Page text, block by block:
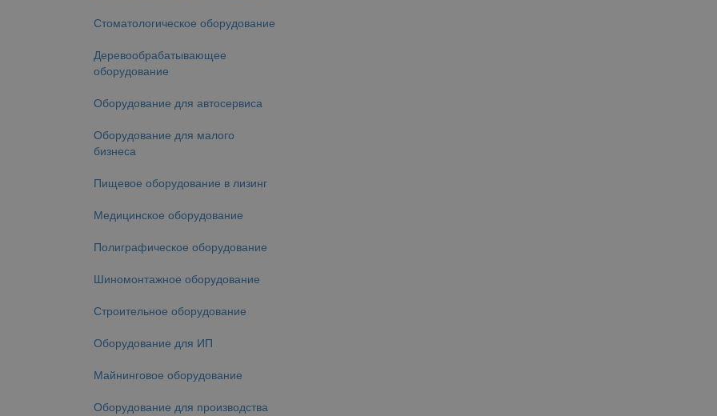
Стоматологическое оборудование
Деревообрабатывающее
оборудование
Оборудование для автосервиса
Оборудование для малого
бизнеса
Пищевое оборудование в лизинг
Медицинское оборудование
Полиграфическое оборудование
Шиномонтажное оборудование
Строительное оборудование
Оборудование для ИП
Майнинговое оборудование
Оборудование для производства